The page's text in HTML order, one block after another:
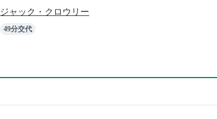
ジャック・クロウリー
49分交代